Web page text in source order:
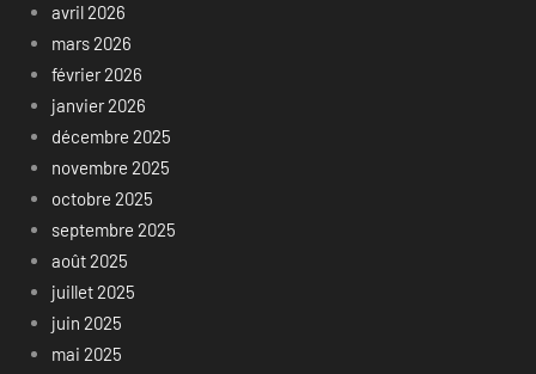
avril 2026
mars 2026
février 2026
janvier 2026
décembre 2025
novembre 2025
octobre 2025
septembre 2025
août 2025
juillet 2025
juin 2025
mai 2025